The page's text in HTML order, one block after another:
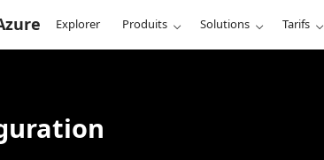
Explorer Produits Solutions Tarifs